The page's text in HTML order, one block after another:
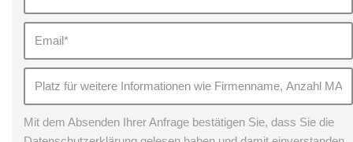
Mit dem Absenden Ihrer Anfrage bestätigen Sie, dass Sie die